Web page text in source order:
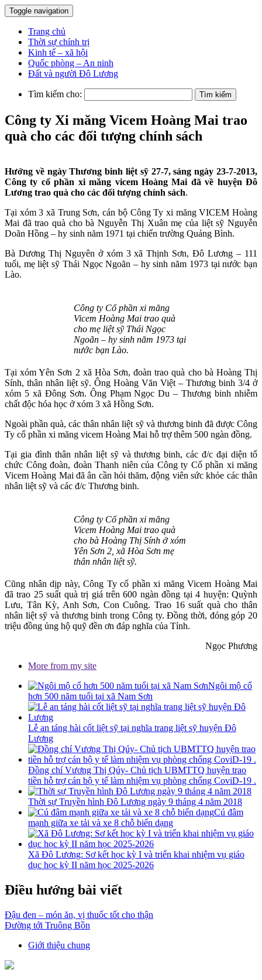
Toggle navigation
Trang chủ
Thời sự chính trị
Kinh tế – xã hội
Quốc phòng – An ninh
Đất và người Đô Lương
Tìm kiếm cho:
Công ty Xi măng Vicem Hoàng Mai trao
quà cho các đối tượng chính sách
Hướng về ngày Thương binh liệt sỹ 27-7, sáng ngày 23-7-2013,
Công ty cổ phần xi măng vicem Hoàng Mai đã về huyện Đô
Lương trao quà cho các đối tượng chính sách.
Tại xóm 3 xã Trung Sơn, cán bộ Công Ty xi măng VICEM Hoàng
Mai đã trao quà cho bà Nguyễn Thị Xuân mẹ của liệt sỹ Nguyễn
Doãn Hồng – hy sinh năm 1971 tại chiến trường Quảng Bình.
Bà Dương Thị Nguyên ở xóm 3 xã Thịnh Sơn, Đô Lương – 111
tuổi, mẹ liệt sỹ Thái Ngọc Ngoãn – hy sinh năm 1973 tại nước bạn
Lào.
Công ty Cổ phần xi măng
Vicem Hoàng Mai trao quà
cho mẹ liệt sỹ Thái Ngọc
Ngoãn – hy sinh năm 1973 tại
nước bạn Lào.
Tại xóm Yên Sơn 2 xã Hòa Sơn, đoàn trao quà cho bà Hoàng Thị
Sính, thân nhân liệt sỹ. Ông Hoàng Văn Việt – Thương binh 3/4 ở
xóm 5 xã Đông Sơn. Ông Phạm Ngọc Du – Thương binh nhiễm
chất độc hóa học ở xóm 3 xã Hồng Sơn.
Ngoài phần quà, các thân nhân liệt sỹ và thương binh đã được Công
Ty cổ phần xi măng vicem Hoàng Mai hỗ trợ thêm 500 ngàn đồng.
Tại gia đình thân nhân liệt sỹ và thương binh, các đ/c đại diện tổ
chức Công đoàn, đoàn Thanh niên của Công ty Cổ phần xi măng
Vicem Hoàng Mai đã ân cần hỏi thăm, động viên sức khỏe các thân
nhân liệt sỹ và các đ/c Thương binh.
Công ty Cổ phần xi măng
Vicem Hoàng Mai trao quà
cho bà Hoàng Thị Sính ở xóm
Yên Sơn 2, xã Hòa Sơn mẹ
thân nhân liệt sỹ.
Cũng nhân dịp này, Công Ty cổ phần xi măng Vicem Hoàng Mai
đã trao 25 suất quà trị giá trên 600 ngàn đồng tại 4 huyện: Quỳnh
Lưu, Tân Kỳ, Anh Sơn, Con Cuông. Trao 16 suất quà cho thân
nhân liệt sỹ và thương binh trong Công ty. Đồng thời, đóng góp 20
triệu đồng ủng hộ quỹ đền ơn đáp nghĩa của Tỉnh.
Ngọc Phương
More from my site
Ngôi mộ cổ
hơn 500 năm tuổi tại xã Nam Sơn
Lễ an táng hài cốt liệt sỹ tại nghĩa trang liệt sỹ huyện Đô
Lương
Đồng chí Vương Thị Qúy- Chủ tịch UBMTTQ huyện trao
tiền hỗ trợ cán bộ y tế làm nhiệm vụ phòng chống CoviD-19 .
Thời sự Truyền hình Đô Lương ngày 9 tháng 4 năm 2018
Cú đâm
mạnh giữa xe tải và xe 8 chỗ biến dạng
Xã Đô Lương: Sơ kết học kỳ I và triển khai nhiệm vụ giáo
dục học kỳ II năm học 2025-2026
Điều hướng bài viết
Đậu đen – món ăn, vị thuốc tốt cho thận
Đường tới Truông Bồn
Giới thiệu chung